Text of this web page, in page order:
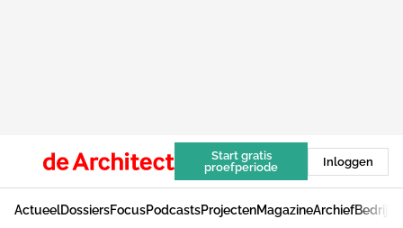
Start gratis
proefperiode
Inloggen
ActueelDossiersFocusPodcastsProjectenMagazineArchief